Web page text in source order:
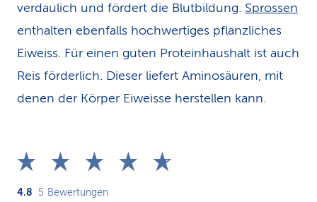
verdaulich und fördert die Blutbildung. Sprossen
enthalten ebenfalls hochwertiges pflanzliches
Eiweiss. Für einen guten Proteinhaushalt ist auch
Reis förderlich. Dieser liefert Aminosäuren, mit
denen der Körper Eiweisse herstellen kann.
4.8 5 Bewertungen